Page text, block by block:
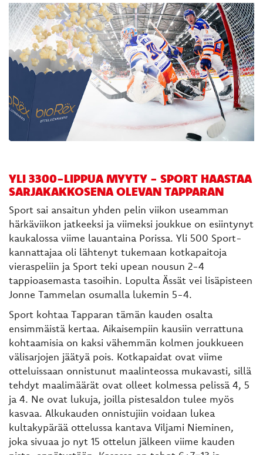
YLI 3300-LIPPUA MYYTY - SPORT HAASTAA
SARJAKAKKOSENA OLEVAN TAPPARAN
Sport sai ansaitun yhden pelin viikon useamman
härkäviikon jatkeeksi ja viimeksi joukkue on esiintynyt
kaukalossa viime lauantaina Porissa. Yli 500 Sport-
kannattajaa oli lähtenyt tukemaan kotkapaitoja
vieraspeliin ja Sport teki upean nousun 2-4
tappioasemasta tasoihin. Lopulta Ässät vei lisäpisteen
Jonne Tammelan osumalla lukemin 5-4.
Sport kohtaa Tapparan tämän kauden osalta
ensimmäistä kertaa. Aikaisempiin kausiin verrattuna
kohtaamisia on kaksi vähemmän kolmen joukkueen
välisarjojen jäätyä pois. Kotkapaidat ovat viime
otteluissaan onnistunut maalinteossa mukavasti, sillä
tehdyt maalimäärät ovat olleet kolmessa pelissä 4, 5
ja 4. Ne ovat lukuja, joilla pistesaldon tulee myös
kasvaa. Alkukauden onnistujiin voidaan lukea
kultakypärää ottelussa kantava Viljami Nieminen,
joka sivuaa jo nyt 15 ottelun jälkeen viime kauden